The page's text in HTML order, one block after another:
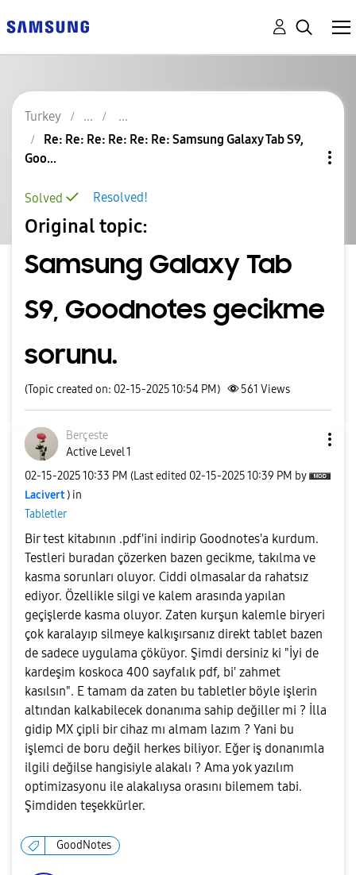
Turkey
Re: Re: Re: Re: Re: Re: Samsung Galaxy Tab S9,
Goo...
Resolved!
Solved
Original topic:
Samsung Galaxy Tab
S9, Goodnotes gecikme
sorunu.
(Topic created on: 02-15-2025 10:54 PM) 561 Views
Berçeste
Active Level 1
‎02-15-202510:33 PM (Last edited ‎02-15-202510:39 PM by
Lacivert ) in
Tabletler
Bir test kitabının .pdf'ini indirip Goodnotes'a kurdum.
Testleri buradan çözerken bazen gecikme, takılma ve
kasma sorunları oluyor. Ciddi olmasalar da rahatsız
ediyor. Özellikle silgi ve kalem arasında yapılan
geçişlerde kasma oluyor. Zaten kurşun kalemle biryeri
çok karalayıp silmeye kalkışırsanız direkt tablet bazen
de sadece uygulama çöküyor. Şimdi dersiniz ki "İyi de
kardeşim koskoca 400 sayfalık pdf, bi' zahmet
kasılsın". E tamam da zaten bu tabletler böyle işlerin
altından kalkabilecek donanıma sahip değiller mi ? İlla
gidip MX çipli bir cihaz mı almam lazım ? Yani bu
işlemci de boru değil herkes biliyor. Eğer iş donanımla
ilgili değilse hangisiyle alakalı ? Ama yok yazılım
optimizasyonu ile alakalıysa orasını bilemem tabi.
Şimdiden teşekkürler.
GoodNotes